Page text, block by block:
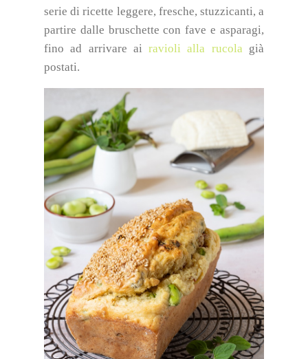
serie di ricette leggere, fresche, stuzzicanti, a
partire dalle bruschette con fave e asparagi,
fino ad arrivare airavioli alla rucola già
postati.